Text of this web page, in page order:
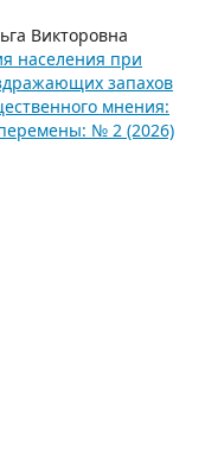
Викторовна
населения при
запахов
мнения:
№ 2 (2026)